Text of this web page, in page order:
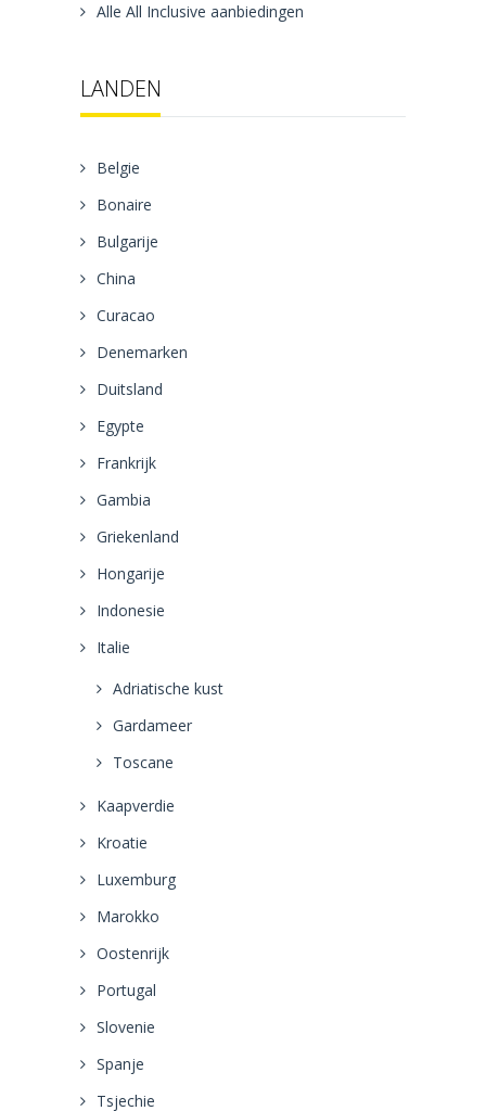
Alle All Inclusive aanbiedingen
LANDEN
Belgie
Bonaire
Bulgarije
China
Curacao
Denemarken
Duitsland
Egypte
Frankrijk
Gambia
Griekenland
Hongarije
Indonesie
Italie
Adriatische kust
Gardameer
Toscane
Kaapverdie
Kroatie
Luxemburg
Marokko
Oostenrijk
Portugal
Slovenie
Spanje
Tsjechie